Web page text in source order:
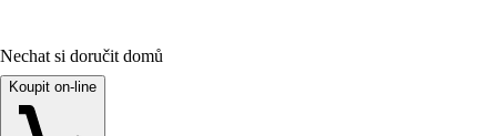
Nechat si doručit domů
Koupit on-line